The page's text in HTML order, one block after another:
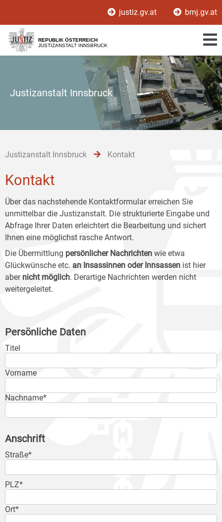
[1]
[2]
[3]
justiz.gv.at bmj.gv.at
REPUBLIK ÖSTERREICH
JUSTIZANSTALT INNSBRUCK
Justizanstalt Innsbruck
Justizanstalt Innsbruck Kontakt
Kontakt
Über das nachstehende Kontaktformular erreichen Sie
unmittelbar die Justizanstalt. Die strukturierte Eingabe und
Abfrage Ihrer Daten erleichtert die Bearbeitung und sichert
Ihnen eine möglichst rasche Antwort.
Die Übermittlung persönlicher Nachrichten wie etwa
Glückwünsche etc. an Insassinnen oder Innsassen ist hier
aber nicht möglich. Derartige Nachrichten werden nicht
weitergeleitet.
Persönliche Daten
Titel
Vorname
Nachname*
Anschrift
Straße*
PLZ*
Ort*